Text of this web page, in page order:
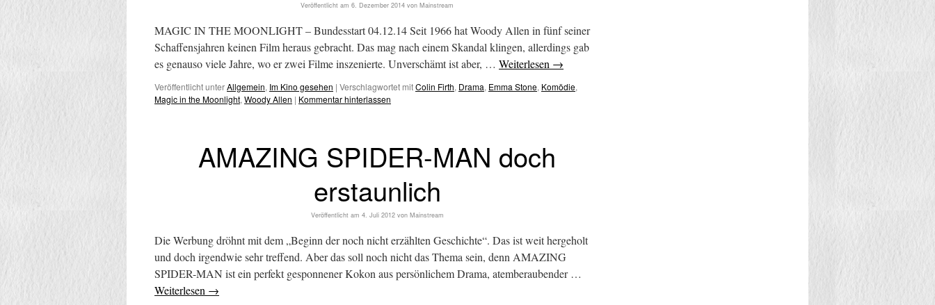
Veröffentlicht am 6. Dezember 2014 von Mainstream
MAGIC IN THE MOONLIGHT – Bundesstart 04.12.14 Seit 1966 hat Woody Allen in fünf seiner
Schaffensjahren keinen Film heraus gebracht. Das mag nach einem Skandal klingen, allerdings gab
es genauso viele Jahre, wo er zwei Filme inszenierte. Unverschämt ist aber, … Weiterlesen →
Veröffentlicht unterAllgemein, Im Kino gesehen | Verschlagwortet mitColin Firth, Drama, Emma Stone, Komödie,
Magic in the Moonlight, Woody Allen | Kommentar hinterlassen
AMAZING SPIDER-MAN doch
erstaunlich
Veröffentlicht am 4. Juli 2012 von Mainstream
Die Werbung dröhnt mit dem „Beginn der noch nicht erzählten Geschichte“. Das ist weit hergeholt
und doch irgendwie sehr treffend. Aber das soll noch nicht das Thema sein, denn AMAZING
SPIDER-MAN ist ein perfekt gesponnener Kokon aus persönlichem Drama, atemberaubender …
Weiterlesen →